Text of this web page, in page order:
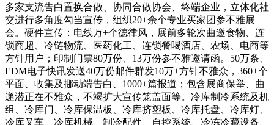
多家支流告白置换合做、协同合做协会、终端企业，立体化社
交进行多角度勾当宣传，组织20+余个专业买家团参不雅展
会。硬件宣传：电线万+个德律风，展前多轮次曲邀食物、连
锁商超、冷链物流、医药化工、连锁餐喝酒店、农场、电商等
方针用户；印制门票80万份、13万份参不雅邀请函。50万条、
EDM电子快讯发送40万份邮件群发10万+方针不雅众，360+个
平面、收集及挪动端告白、1000+篇报道；包含展商保举、曲
递潜正在不雅众，不竭扩大宣传笼盖面等。冷库制冷系统及机
组、冷库门、冷库保温板、冷库挤塑板、冷库托盘、冷库灯、
冷库叉车、冷库机械、制冷配件、自控系统、冷冻冷藏设备、